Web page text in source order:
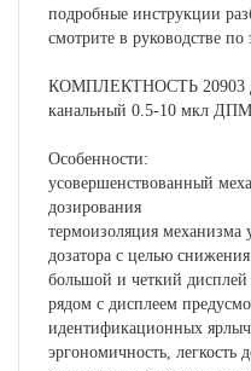
подробные инструкции
смотрите в руководстве по
КОМПЛЕКТНОСТЬ 20903
канальный 0.5-10 мкл
Особенности:
усовершенствованный
дозирования
термоизоляция механизма
дозатора с целью
большой и четкий дисплей
рядом с дисплеем
идентификационных
эргономичность, легкость